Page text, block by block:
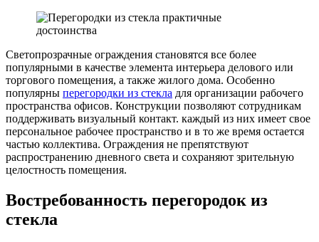
Светопрозрачные ограждения становятся все более
популярными в качестве элемента интерьера делового или
торгового помещения, а также жилого дома. Особенно
популярны перегородки из стекла для организации рабочего
пространства офисов. Конструкции позволяют сотрудникам
поддерживать визуальный контакт. каждый из них имеет свое
персональное рабочее пространство и в то же время остается
частью коллектива. Ограждения не препятствуют
распространению дневного света и сохраняют зрительную
целостность помещения.
Востребованность перегородок из
стекла